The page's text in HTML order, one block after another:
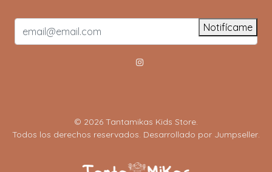
Notifícame
© 2026 Tantamikas Kids Store.
Todos los derechos reservados. Desarrollado por Jumpseller.